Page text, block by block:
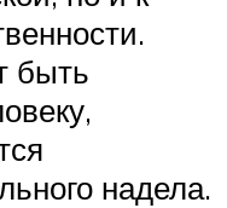
быть
надела.